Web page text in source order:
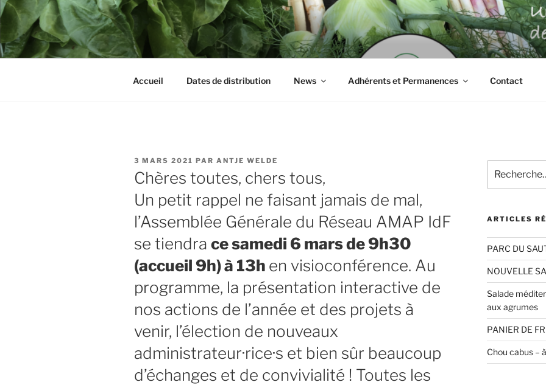
Aller
au
contenu
principal
LES PANIERS VERTS DU
Accueil Dates de distribution News Adhérents et Permanences Contact
PUBLIÉ
LE
3 MARS 2021 PAR ANTJE WELDE
Chères toutes, chers tous,
Un petit rappel ne faisant jamais de mal,
l’Assemblée Générale du Réseau AMAP IdF
se tiendra ce samedi 6 mars de 9h30
(accueil 9h) à 13h en visioconférence. Au
programme, la présentation interactive de
nos actions de l’année et des projets à
venir, l’élection de nouveaux
administrateur·rice·s et bien sûr beaucoup
d’échanges et de convivialité ! Toutes les
pour
:
ARTICLES
PARC DU
NOUVELLE
Salade
aux agrumes
PANIER DE
Chou cabus –